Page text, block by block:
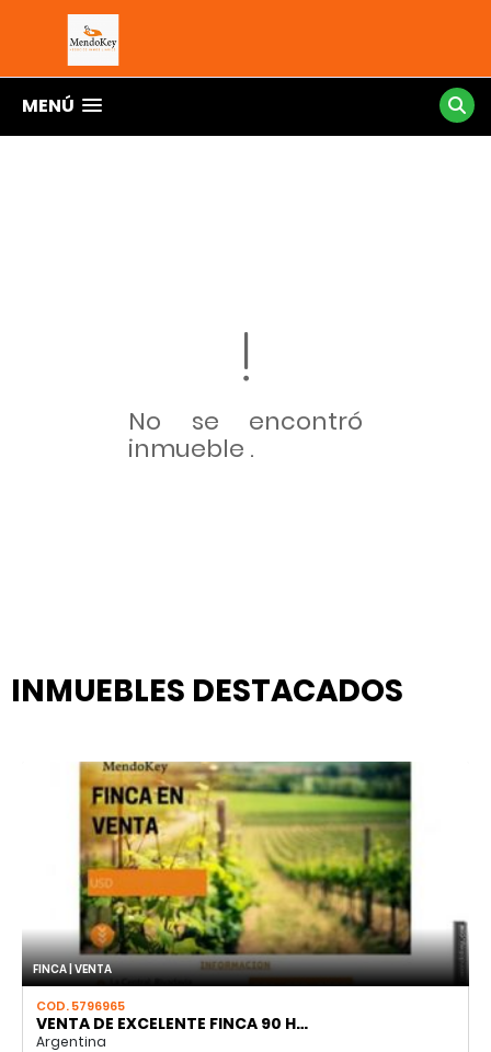
MENÚ
No se encontró
inmueble .
INMUEBLES DESTACADOS
FINCA | VENTA
COD. 5796965
VENTA DE EXCELENTE FINCA 90 H…
Argentina